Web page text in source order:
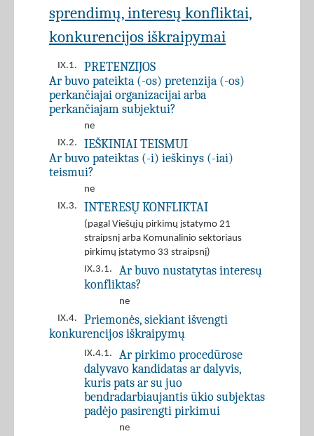
sprendimų, interesų konfliktai,
konkurencijos iškraipymai
IX.1.
PRETENZIJOS
Ar buvo pateikta (-os) pretenzija (-os)
perkančiajai organizacijai arba
perkančiajam subjektui?
ne
IX.2.
IEŠKINIAI TEISMUI
Ar buvo pateiktas (-i) ieškinys (-iai)
teismui?
ne
IX.3.
INTERESŲ KONFLIKTAI
(pagal Viešųjų pirkimų įstatymo 21
straipsnį arba Komunalinio sektoriaus
pirkimų įstatymo 33 straipsnį)
IX.3.1.
Ar buvo nustatytas interesų
konfliktas?
ne
IX.4.
Priemonės, siekiant išvengti
konkurencijos iškraipymų
IX.4.1.
Ar pirkimo procedūrose
dalyvavo kandidatas ar dalyvis,
kuris pats ar su juo
bendradarbiaujantis ūkio subjektas
padėjo pasirengti pirkimui
ne